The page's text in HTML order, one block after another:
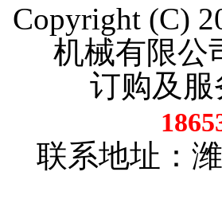
Copyright (C)
机械有限
订购及服
联系地址：